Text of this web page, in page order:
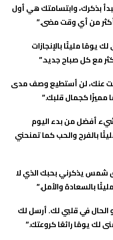
بذكرك، وابتسامتك هي أول
من أي وقت مضى.”
يومًا مليئًا بالإنجازات
مع كل صباح جديد.”
عنك، لن أستطيع وصف مدى
كجمال قلبك.”
أفضل من بدء اليوم
بالفرح والحب كما تمنحني
شمس يذكرني بحبك الذي لا
بالسعادة والأمل.”
في قلبي لك. أرسل لك
لك يومًا رائعًا كروعتك.”